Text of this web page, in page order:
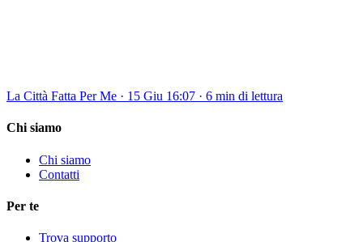
La Città Fatta Per Me · 15 Giu 16:07 · 6 min di lettura
Chi siamo
Chi siamo
Contatti
Per te
Trova supporto